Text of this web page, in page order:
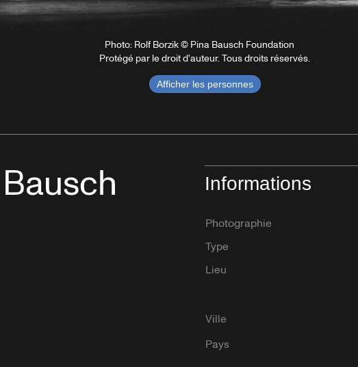
Photo: Rolf Borzik © Pina Bausch Foundation
Protégé par le droit d'auteur. Tous droits réservés.
Afficher les personnes
Informations
Photographie
Type
Lieu
Ville
Pays